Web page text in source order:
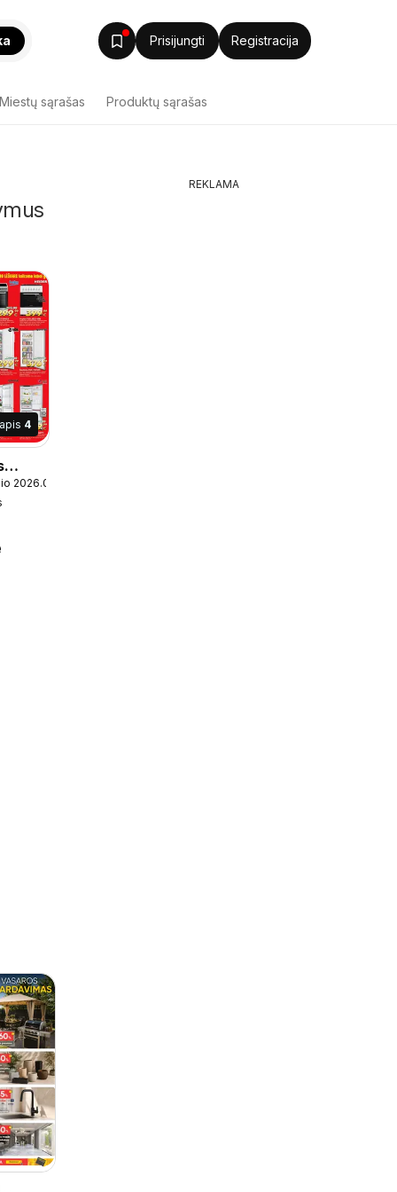
Prisijungti Registracija
Miestų sąrašas Produktų sąrašas
4
2026.07.07
REKLAMA